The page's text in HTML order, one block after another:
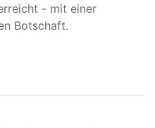
- mit einer
Botschaft.